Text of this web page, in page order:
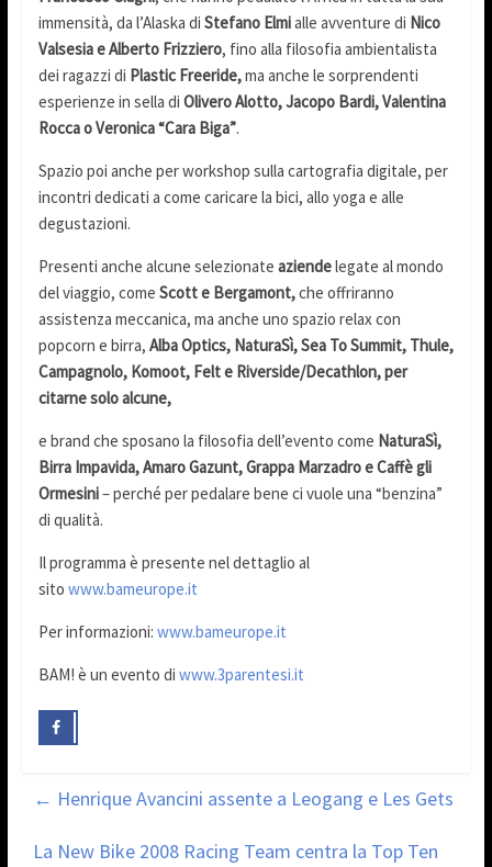
immensità, da l’Alaska di Stefano Elmialle avventure di Nico
Valsesia e Alberto Frizziero, fino alla filosofia ambientalista
dei ragazzi di Plastic Freeride,ma anche le sorprendenti
esperienze in sella di Olivero Alotto, Jacopo Bardi, Valentina
Rocca o Veronica “Cara Biga”.
Spazio poi anche per workshop sulla cartografia digitale, per
incontri dedicati a come caricare la bici, allo yoga e alle
degustazioni.
Presenti anche alcune selezionate aziendelegate al mondo
del viaggio, come Scott e Bergamont,che offriranno
assistenza meccanica, ma anche uno spazio relax con
popcorn e birra, Alba Optics, NaturaSì, Sea To Summit, Thule,
Campagnolo, Komoot, Felt e Riverside/Decathlon, per
citarne solo alcune,
e brand che sposano la filosofia dell’evento come NaturaSì,
Birra Impavida, Amaro Gazunt, Grappa Marzadro e Caffè gli
Ormesini– perché per pedalare bene ci vuole una “benzina”
di qualità.
Il programma è presente nel dettaglio al
sito www.bameurope.it
Per informazioni: www.bameurope.it
BAM! è un evento di www.3parentesi.it
← Henrique Avancini assente a Leogang e Les Gets
La New Bike 2008 Racing Team centra la Top Ten